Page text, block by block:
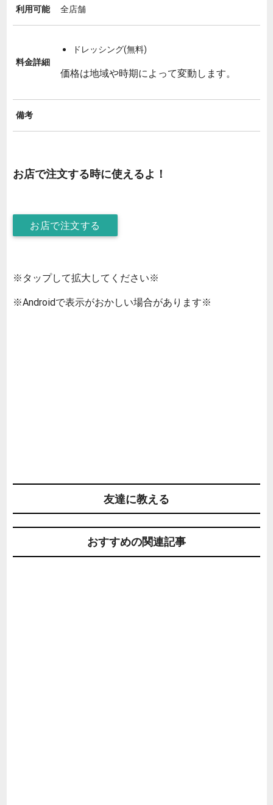
利用可能 全店舗
料金詳細
ドレッシング(無料)
価格は地域や時期によって変動します。
備考
お店で注文する時に使えるよ！
お店で注文する
※タップして拡大してください※
※Androidで表示がおかしい場合があります※
友達に教える
おすすめの関連記事